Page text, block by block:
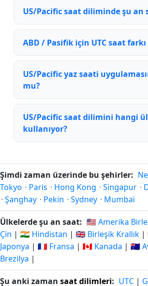
US/Pacific saat diliminde şu an
ABD / Pasifik için UTC saat
US/Pacific yaz saati
mu?
US/Pacific saat dilimini hangi
kullanıyor?
Şimdi zaman üzerinde bu şehirler:
Tokyo · Paris · Hong Kong · Singapur ·
· Şanghay · Pekin · Sydney · Mumbai
Ülkelerde şu an saat: 🇺🇸 Amerika
Çin | 🇮🇳 Hindistan | 🇬🇧 Birleşik Krallık |
Japonya | 🇫🇷 Fransa | 🇨🇦 Kanada | 🇦🇺
Brezilya |
Şu anki zaman saat dilimleri: UTC |